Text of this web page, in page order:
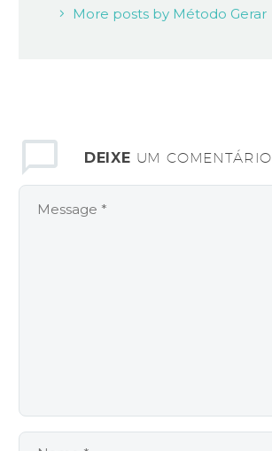
More posts by Método Gerar
DEIXE UM COMENTÁRIO